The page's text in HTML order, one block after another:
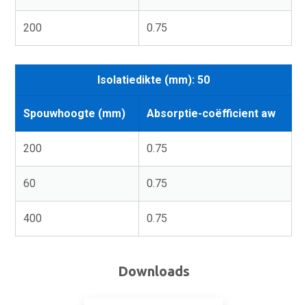
200 0.75
Isolatiedikte (mm): 50
Spouwhoogte (mm) Absorptie-coëfficient aw
200 0.75
60 0.75
400 0.75
Downloads